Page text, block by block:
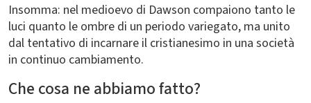
Insomma: nel medioevo di Dawson compaiono tanto le
luci quanto le ombre di un periodo variegato, ma unito
dal tentativo di incarnare il cristianesimo in una società
in continuo cambiamento.
Che cosa ne abbiamo fatto?